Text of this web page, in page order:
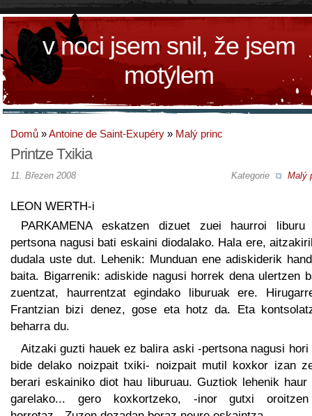
v noci jsem snil, že jsem
motýlem
Domů »Antoine de Saint-Exupéry » Malý princ
Printze Txikia
Kategorie Malý
11. Březen 2008
LEON WERTH-i
PARKAMENA eskatzen dizuet zuei haurroi liburu
pertsona nagusi bati eskaini diodalako. Hala ere,
dudala uste dut. Lehenik: Munduan ene adiskiderik
baita. Bigarrenik: adiskide nagusi horrek dena ulertzen
zuentzat, haurrentzat egindako liburuak ere.
Frantzian bizi denez, gose eta hotz da. Eta
beharra du.
Aitzaki guzti hauek ez balira aski -pertsona nagusi hori
bide delako noizpait txiki- noizpait mutil koxkor izan
berari eskainiko diot hau liburuau. Guztiok lehenik haur
garelako... gero koxkortzeko, -inor gutxi